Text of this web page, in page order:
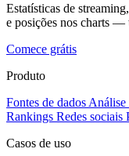
Estatísticas de
e posições nos charts —
Comece grátis
Produto
Fontes de dados Análise
Rankings Redes sociais
Casos de uso